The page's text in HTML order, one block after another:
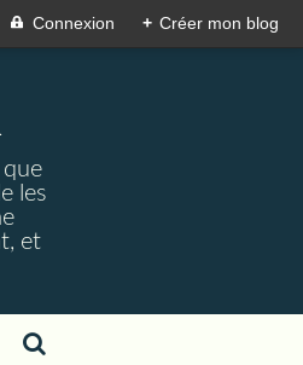
Connexion + Créer mon blog
que
les
et